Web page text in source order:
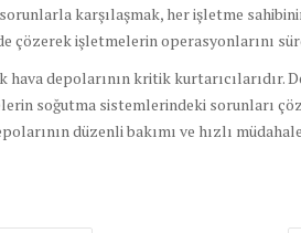
karşılaşmak, her işletme
çözerek işletmelerin operasyonlarını
hava depolarının kritik kurtarıcılarıdır.
soğutma sistemlerindeki sorunları
düzenli bakımı ve hızlı